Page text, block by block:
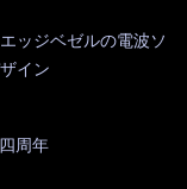
ッジベゼルの電波ソ
イン
周年